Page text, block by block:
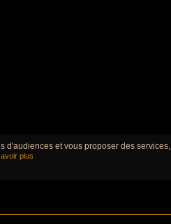
d'audiences et vous proposer des services,
plus